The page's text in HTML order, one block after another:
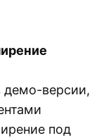
демо-версии,
под